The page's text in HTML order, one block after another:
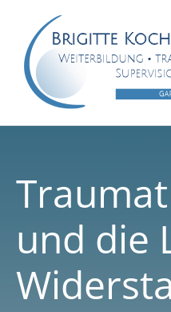
springen
und die